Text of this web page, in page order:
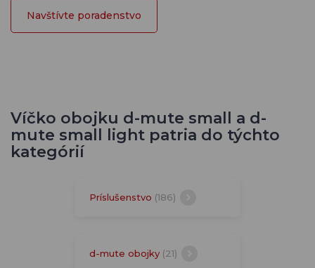
Navštívte poradenstvo
Víčko obojku d-mute small a d-
mute small light patria do týchto
kategórií
Príslušenstvo (186)
d-mute obojky (21)